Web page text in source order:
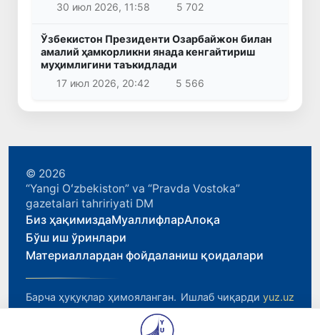
30 июл 2026, 11:58
5 702
Ўзбекистон Президенти Озарбайжон билан
амалий ҳамкорликни янада кенгайтириш
муҳимлигини таъкидлади
17 июл 2026, 20:42
5 566
© 2026
“Yangi Oʻzbekiston” va “Pravda Vostoka”
gazetalari tahririyati DM
Биз ҳақимиздаМуаллифларАлоқа
Бўш иш ўринлари
Материаллардан фойдаланиш қоидалари
Барча ҳуқуқлар ҳимояланган. Ишлаб чиқарди yuz.uz